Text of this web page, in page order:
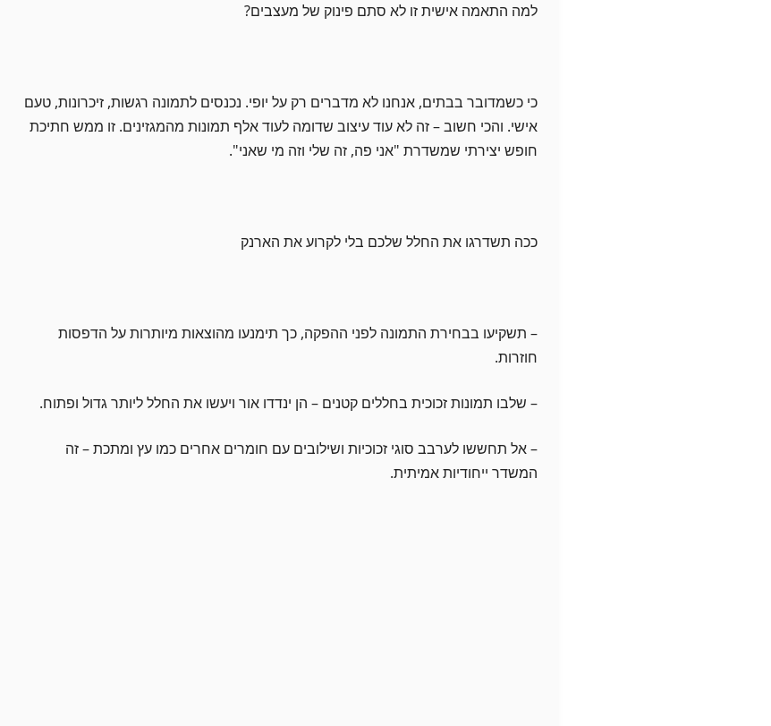
למה התאמה אישית זו לא סתם פינוק של מעצבים?
כי כשמדובר בבתים, אנחנו לא מדברים רק על יופי. נכנסים לתמונה רגשות, זיכרונות, טעם
אישי. והכי חשוב – זה לא עוד עיצוב שדומה לעוד אלף תמונות מהמגזינים. זו ממש חתיכת
חופש יצירתי שמשדרת "אני פה, זה שלי וזה מי שאני".
ככה תשדרגו את החלל שלכם בלי לקרוע את הארנק
– תשקיעו בבחירת התמונה לפני ההפקה, כך תימנעו מהוצאות מיותרות על הדפסות
חוזרות.
– שלבו תמונות זכוכית בחללים קטנים – הן ינדדו אור ויעשו את החלל ליותר גדול ופתוח.
– אל תחששו לערבב סוגי זכוכיות ושילובים עם חומרים אחרים כמו עץ ומתכת – זה
המשדר ייחודיות אמיתית.